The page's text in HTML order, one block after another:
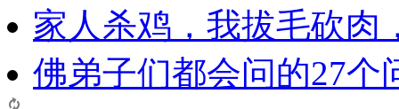
家人杀鸡，我拔毛砍肉
佛弟子们都会问的27个